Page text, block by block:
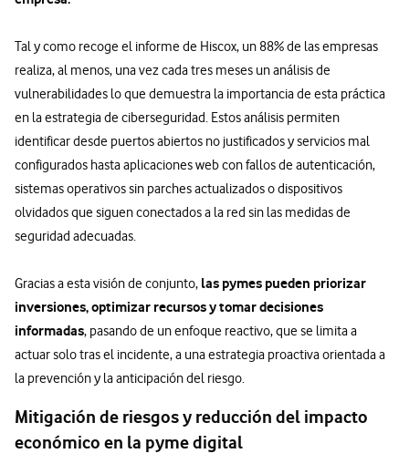
Tal y como recoge el informe de Hiscox, un 88% de las empresas
realiza, al menos, una vez cada tres meses un análisis de
vulnerabilidades lo que demuestra la importancia de esta práctica
en la estrategia de ciberseguridad. Estos análisis permiten
identificar desde puertos abiertos no justificados y servicios mal
configurados hasta aplicaciones web con fallos de autenticación,
sistemas operativos sin parches actualizados o dispositivos
olvidados que siguen conectados a la red sin las medidas de
seguridad adecuadas.
Gracias a esta visión de conjunto, las pymes pueden priorizar
inversiones, optimizar recursos y tomar decisiones
informadas, pasando de un enfoque reactivo, que se limita a
actuar solo tras el incidente, a una estrategia proactiva orientada a
la prevención y la anticipación del riesgo.
Mitigación de riesgos y reducción del impacto
económico en la pyme digital